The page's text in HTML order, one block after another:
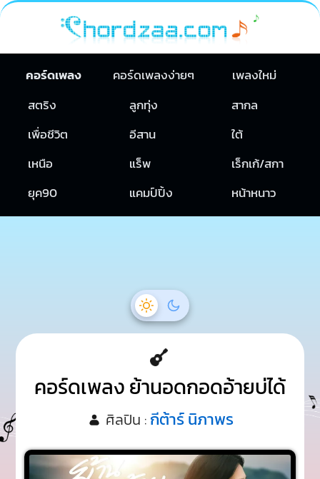
คอร์ดเพลง คอร์ดเพลงง่ายๆ
เพลงใหม่
สตริง
ลูกทุ่ง
สากล
เพื่อชีวิต
อีสาน
ใต้
เหนือ
แร็พ
เร็กเก้/สกา
ยุค90
แคมป์ปิ้ง หน้าหนาว
คอร์ดเพลง ย้านอดกอดอ้ายบ่ได้
ศิลปิน : กีต้าร์ นิภาพร